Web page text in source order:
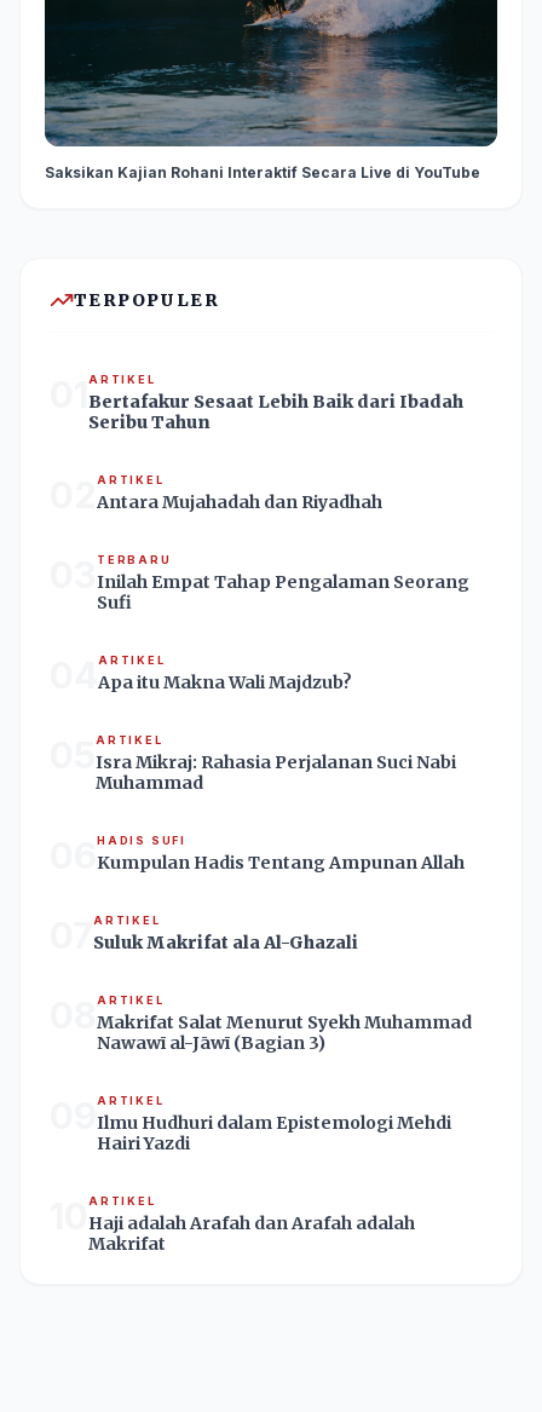
Saksikan Kajian Rohani Interaktif Secara Live di YouTube
TERPOPULER
ARTIKEL
Bertafakur Sesaat Lebih Baik dari Ibadah
Seribu Tahun
ARTIKEL
Antara Mujahadah dan Riyadhah
TERBARU
Inilah Empat Tahap Pengalaman Seorang
Sufi
ARTIKEL
Apa itu Makna Wali Majdzub?
ARTIKEL
Isra Mikraj: Rahasia Perjalanan Suci Nabi
Muhammad
HADIS SUFI
Kumpulan Hadis Tentang Ampunan Allah
ARTIKEL
Suluk Makrifat ala Al-Ghazali
ARTIKEL
Makrifat Salat Menurut Syekh Muhammad
Nawawī al-Jāwī (Bagian 3)
ARTIKEL
Ilmu Hudhuri dalam Epistemologi Mehdi
Hairi Yazdi
ARTIKEL
Haji adalah Arafah dan Arafah adalah
Makrifat